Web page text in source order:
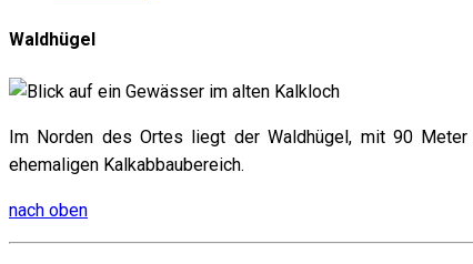
Waldhügel
Im Norden des Ortes liegt der Waldhügel, mit 90
ehemaligen Kalkabbaubereich.
nach oben